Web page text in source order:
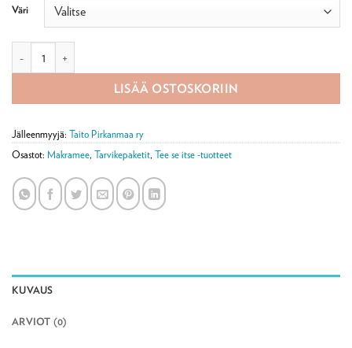
Väri
LISÄÄ OSTOSKORIIN
Jälleenmyyjä: Taito Pirkanmaa ry
Osastot: Makramee, Tarvikepaketit, Tee se itse -tuotteet
KUVAUS
ARVIOT (0)